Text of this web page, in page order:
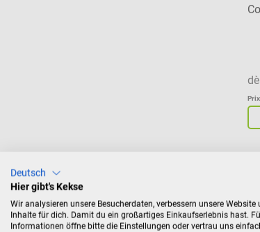
Deutsch
Hier gibt's Kekse
Wir analysieren unsere Besucherdaten, verbessern unsere Website
Inhalte für dich. Damit du ein großartiges Einkaufserlebnis hast.
Informationen öffne bitte die Einstellungen oder vertrau uns